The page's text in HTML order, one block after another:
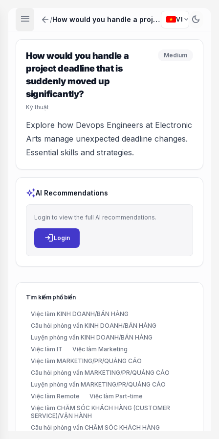
menu arrow_back / How would you handle a project deadline that is suddenly moved up significantly? VI expand_more dark_mode
How would you handle a
project deadline that is
suddenly moved up
significantly?
Kỹ thuật
Medium
Explore how Devops Engineers at Electronic
Arts manage unexpected deadline changes.
Essential skills and strategies.
auto_awesomeAI Recommendations
Login to view the full AI recommendations.
login Login
Tìm kiếm phổ biến
Việc làm KINH DOANH/BÁN HÀNG
Câu hỏi phỏng vấn KINH DOANH/BÁN HÀNG
Luyện phỏng vấn KINH DOANH/BÁN HÀNG
Việc làm IT
Việc làm Marketing
Việc làm MARKETING/PR/QUẢNG CÁO
Câu hỏi phỏng vấn MARKETING/PR/QUẢNG CÁO
Luyện phỏng vấn MARKETING/PR/QUẢNG CÁO
Việc làm Remote
Việc làm Part-time
Việc làm CHĂM SÓC KHÁCH HÀNG (CUSTOMER
SERVICE)/VẬN HÀNH
Câu hỏi phỏng vấn CHĂM SÓC KHÁCH HÀNG